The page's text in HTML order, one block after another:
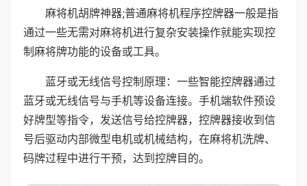
麻将机胡牌神器;普通麻将机程序控牌器一般是指
通过一些无需对麻将机进行复杂安装操作就能实现控
制麻将牌功能的设备或工具。
蓝牙或无线信号控制原理：一些智能控牌器通过
蓝牙或无线信号与手机等设备连接。手机端软件预设
好牌型等指令，发送信号给控牌器，控牌器接收到信
号后驱动内部微型电机或机械结构，在麻将机洗牌、
码牌过程中进行干预，达到控牌目的。